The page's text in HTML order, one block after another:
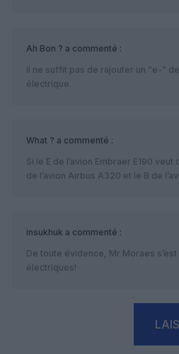
Ah Bon ? a commenté :
il ne suffit pas de rajouter un “e-”
électrique.
What ? a commenté :
Si le E de l’avion Embraer E190
de l’avion Airbus A320 et le B de
insukhuk a commenté :
De toute évidence, Mr Moraes
électriques!